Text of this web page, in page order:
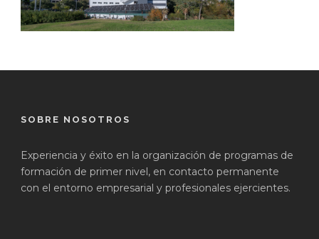
SOBRE NOSOTROS
Experiencia y éxito en la organización de programas de
formación de primer nivel, en contacto permanente
con el entorno empresarial y profesionales ejercientes.